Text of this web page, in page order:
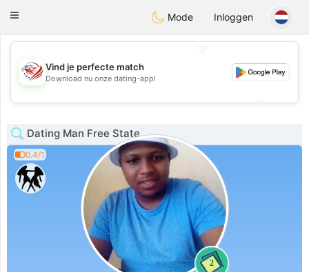
StatesDating
Toggle
Mode Inloggen
💖
💕
Vind je perfecte match
Download nu onze dating-app!
Dating Man Free State
0.4/1
2